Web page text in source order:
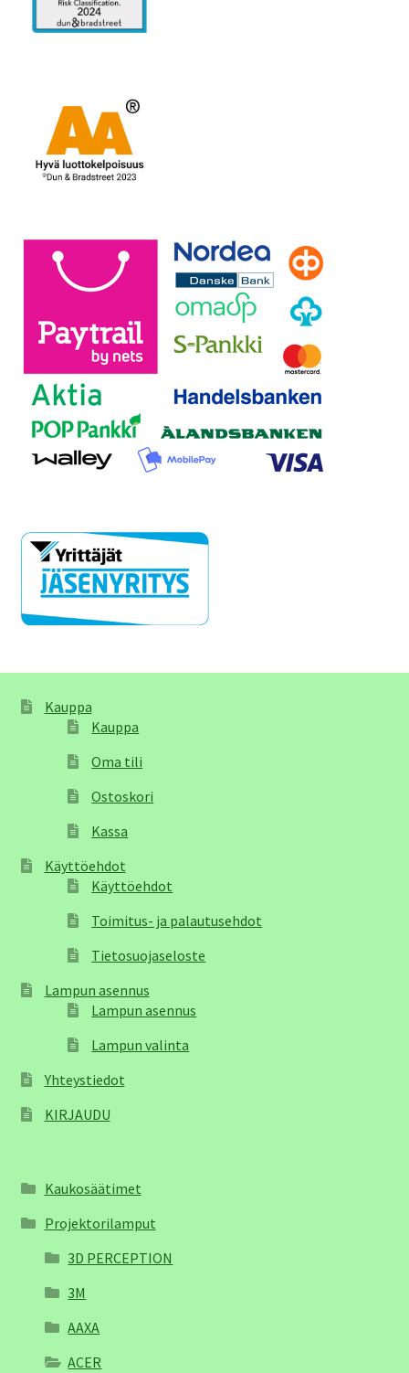
Kauppa
Kauppa
Oma tili
Ostoskori
Kassa
Käyttöehdot
Käyttöehdot
Toimitus- ja palautusehdot
Tietosuojaseloste
Lampun asennus
Lampun asennus
Lampun valinta
Yhteystiedot
KIRJAUDU
Kaukosäätimet
Projektorilamput
3D PERCEPTION
3M
AAXA
ACER